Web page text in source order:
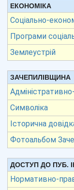
ЕКОНОМІКА
Соціально-
Програми
Землеустрій
ЗАЧЕПИЛІВЩИНА
Символіка
Історична
Фотоальбом
ДОСТУП ДО ПУБ.
Нормативно-